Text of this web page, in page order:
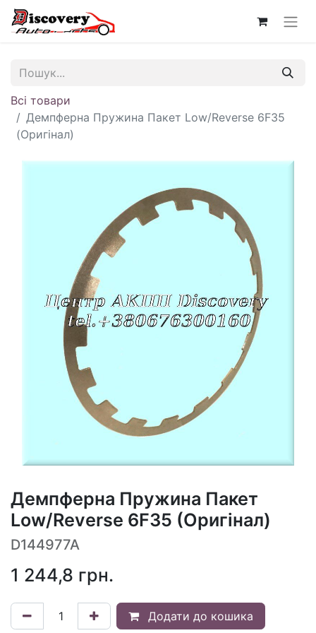
Всі товари
Демпферна Пружина Пакет Low/Reverse 6F35
(Оригінал)
Демпферна Пружина Пакет
Low/Reverse 6F35 (Оригінал)
D144977A
1 244,8 грн.
Додати до кошика